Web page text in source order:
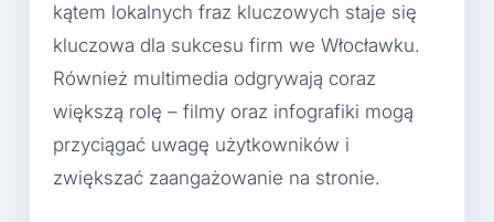
kątem lokalnych fraz kluczowych staje się
kluczowa dla sukcesu firm we Włocławku.
Również multimedia odgrywają coraz
większą rolę – filmy oraz infografiki mogą
przyciągać uwagę użytkowników i
zwiększać zaangażowanie na stronie.